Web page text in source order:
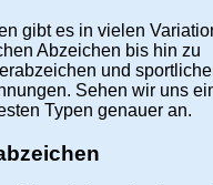
gibt es in vielen
Abzeichen bis hin zu
und
Sehen wir uns
Typen genauer an.